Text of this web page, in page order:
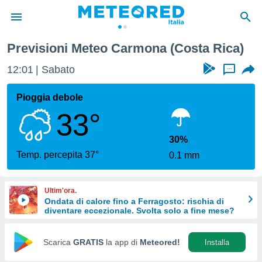
di
per
le
di
Web
Previsioni Meteo Carmona (Costa Rica)
12:01 Sabato ...
Pioggia debole
33°
Temp. percepita 37°
30%
0.1 mm
Ultim'ora.
Ondata di calore fino a Ferragosto: rischia di
diventare eccezionale. Svolta solo a fine mese?
Scarica GRATIS la app di Meteored! Installa